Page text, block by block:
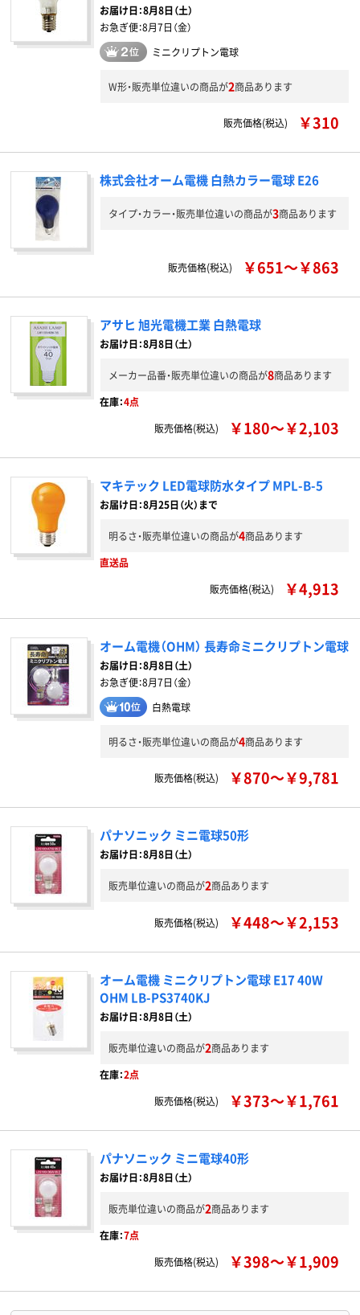
お届け日：8月8日（土）
お急ぎ便：8月7日（金）
ミニクリプトン電球
W形・販売単位違いの商品が2商品あります
販売価格(税込) ￥310
株式会社オーム電機 白熱カラー電球 E26
タイプ・カラー・販売単位違いの商品が3商品あります
販売価格(税込) ￥651～￥863
アサヒ 旭光電機工業 白熱電球
お届け日：8月8日（土）
メーカー品番・販売単位違いの商品が8商品あります
在庫：4点
販売価格(税込)
￥180～￥2,103
マキテック LED電球防水タイプ MPL-B-5
お届け日：8月25日（火）まで
明るさ・販売単位違いの商品が4商品あります
直送品
販売価格(税込)
￥4,913
オーム電機（OHM） 長寿命ミニクリプトン電球
お届け日：8月8日（土）
お急ぎ便：8月7日（金）
白熱電球
明るさ・販売単位違いの商品が4商品あります
販売価格(税込) ￥870～￥9,781
パナソニック ミニ電球50形
お届け日：8月8日（土）
販売単位違いの商品が2商品あります
販売価格(税込) ￥448～￥2,153
オーム電機 ミニクリプトン電球 E17 40W
OHM LB-PS3740KJ
お届け日：8月8日（土）
販売単位違いの商品が2商品あります
在庫：2点
販売価格(税込)
￥373～￥1,761
パナソニック ミニ電球40形
お届け日：8月8日（土）
販売単位違いの商品が2商品あります
在庫：7点
販売価格(税込)
￥398～￥1,909